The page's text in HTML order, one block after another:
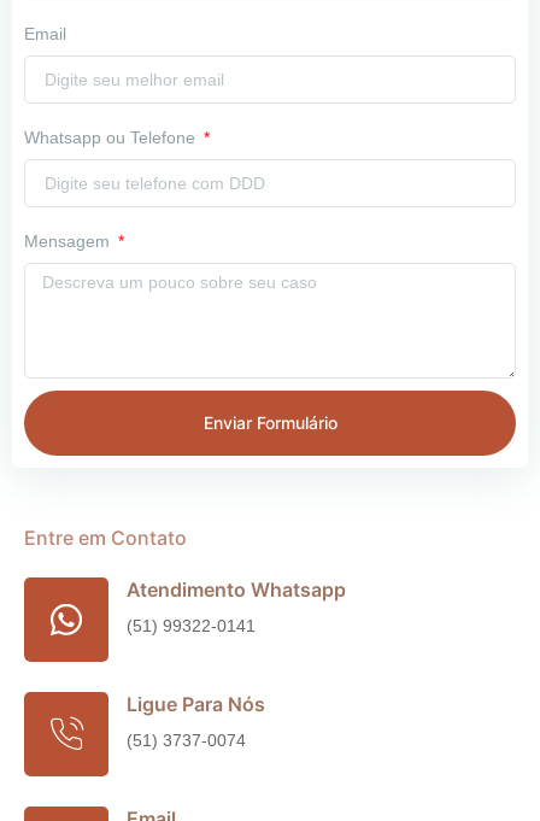
Email
Whatsapp ou Telefone
Mensagem
Enviar Formulário
Entre em Contato
Atendimento Whatsapp
(51) 99322-0141
Ligue Para Nós
(51) 3737-0074